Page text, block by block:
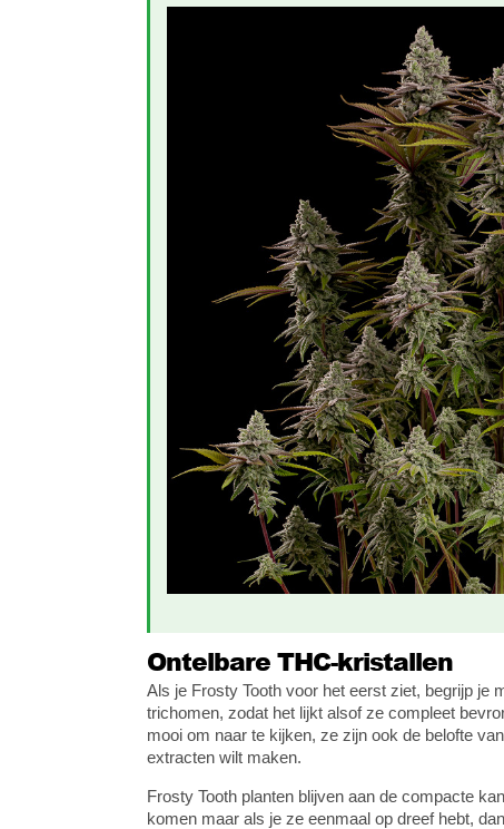
Ontelbare THC-kristallen
Als je Frosty Tooth voor het eerst ziet, begrijp je
trichomen, zodat het lijkt alsof ze compleet
mooi om naar te kijken, ze zijn ook de belofte
extracten wilt maken.
Frosty Tooth planten blijven aan de compacte
komen maar als je ze eenmaal op dreef hebt,